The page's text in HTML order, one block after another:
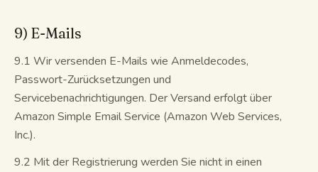
9) E-Mails
9.1 Wir versenden E-Mails wie Anmeldecodes,
Passwort-Zurücksetzungen und
Servicebenachrichtigungen. Der Versand erfolgt über
Amazon Simple Email Service (Amazon Web Services,
Inc.).
9.2 Mit der Registrierung werden Sie nicht in einen